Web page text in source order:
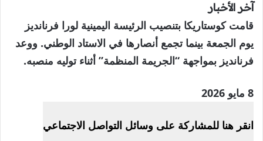
آخر الأخبار
قامت كوستاريكا بتنصيب الرئيسة اليمينية لورا فرنانديز
يوم الجمعة بينما تجمع أنصارها في الاستاد الوطني. ووعد
فرنانديز بمواجهة “الجريمة المنظمة” أثناء توليه منصبه.
نُشرت
8
8 مايو 2026
انقر هنا للمشاركة على وسائل التواصل الاجتماعي